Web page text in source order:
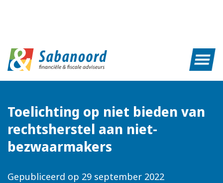
Toelichting op niet bieden van
rechtsherstel aan niet-
bezwaarmakers
Gepubliceerd op 29 september 2022